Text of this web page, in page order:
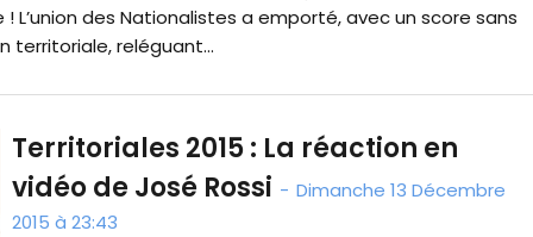
L’union des Nationalistes a emporté, avec un score sans
territoriale, reléguant...
Territoriales 2015 : La réaction en
vidéo de José Rossi - Dimanche 13 Décembre
2015 à 23:43